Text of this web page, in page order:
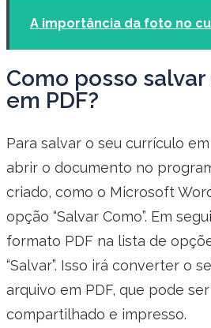
A importância da foto no
Como posso
em PDF?
Para salvar o seu currículo
abrir o documento no
criado, como o Microsoft
opção “Salvar Como”. Em
formato PDF na lista de
“Salvar”. Isso irá converter o
arquivo em PDF, que pode
compartilhado e impresso.